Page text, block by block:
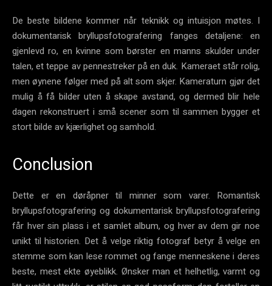
De beste bildene kommer når teknikk og intuisjon møtes. I
dokumentarisk bryllupsfotografering fanges detaljene: en
gjenlevd ro, en kvinne som børster en manns skulder under
talen, et teppe av pennestreker på en duk. Kameraet står rolig,
men øynene følger med på alt som skjer. Kameraturn gjør det
mulig å få bilder uten å skape avstand, og dermed blir hele
dagen rekonstruert i små scener som til sammen bygger et
stort bilde av kjærlighet og samhold.
Conclusion
Dette er en døråpner til minner som varer. Romantisk
bryllupsfotografering og dokumentarisk bryllupsfotografering
får hver sin plass i et samlet album, og hver av dem gir noe
unikt til historien. Det å velge riktig fotograf betyr å velge en
stemme som kan lese rommet og fange menneskene i deres
beste, mest ekte øyeblikk. Ønsker man et helhetlig, varmt og